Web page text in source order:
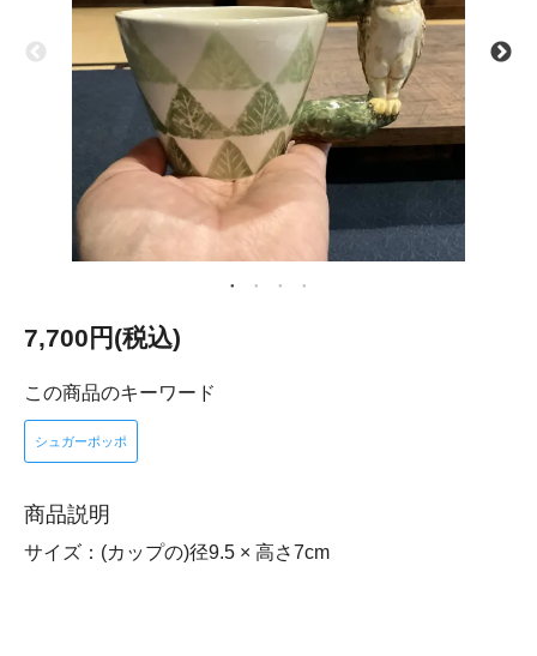
7,700円(税込)
この商品のキーワード
シュガーポッポ
商品説明
サイズ：(カップの)径9.5 × 高さ7cm